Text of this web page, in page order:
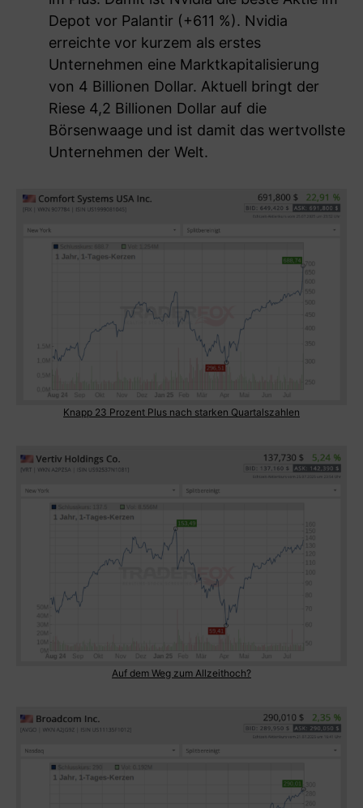
Depot vor Palantir (+611 %). Nvidia
erreichte vor kurzem als erstes
Unternehmen eine Marktkapitalisierung
von 4 Billionen Dollar. Aktuell bringt der
Riese 4,2 Billionen Dollar auf die
Börsenwaage und ist damit das wertvollste
Unternehmen der Welt.
Knapp 23 Prozent Plus nach starken Quartalszahlen
Auf dem Weg zum Allzeithoch?